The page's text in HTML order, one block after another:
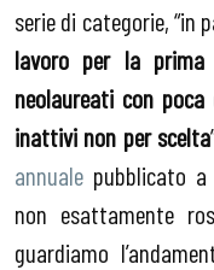
serie di categorie, “in
lavoro per la prima
neolaureati con poca
inattivi non per scelta
annuale pubblicato
non esattamente
guardiamo